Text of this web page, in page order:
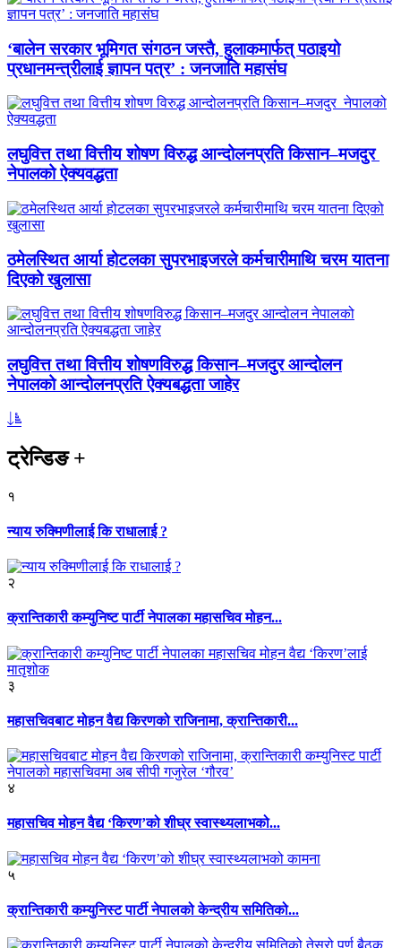
‘बालेन सरकार भूमिगत संगठन जस्तै, हुलाकमार्फत् पठाइयो
प्रधानमन्त्रीलाई ज्ञापन पत्र’ : जनजाति महासंघ
लघुवित्त तथा वित्तीय शोषण विरुद्ध आन्दोलनप्रति किसान–मजदुर
नेपालको ऐक्यवद्धता
ठमेलस्थित आर्या होटलका सुपरभाइजरले कर्मचारीमाथि चरम यातना
दिएको खुलासा
लघुवित्त तथा वित्तीय शोषणविरुद्ध किसान–मजदुर आन्दोलन
नेपालको आन्दोलनप्रति ऐक्यबद्धता जाहेर
ट्रेन्डिङ+
१
न्याय रुक्मिणीलाई कि राधालाई ?
२
क्रान्तिकारी कम्युनिष्ट पार्टी नेपालका महासचिव मोहन...
३
महासचिवबाट मोहन वैद्य किरणको राजिनामा, क्रान्तिकारी...
४
महासचिव मोहन वैद्य ‘किरण’को शीघ्र स्वास्थ्यलाभको...
५
क्रान्तिकारी कम्युनिस्ट पार्टी नेपालको केन्द्रीय समितिको...